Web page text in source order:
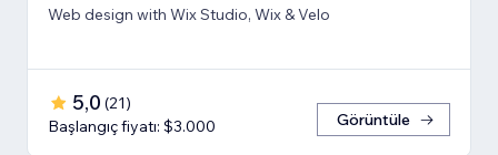
Web design with Wix Studio, Wix & Velo
5,0 (21)
Başlangıç fiyatı: $3.000
Görüntüle